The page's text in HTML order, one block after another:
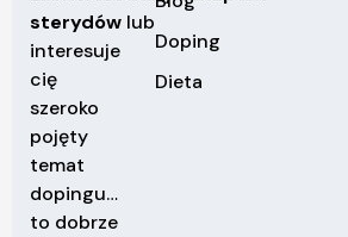
sterydów lub
interesuje
cię
szeroko
pojęty
temat
dopingu…
to dobrze
Doping
Dieta